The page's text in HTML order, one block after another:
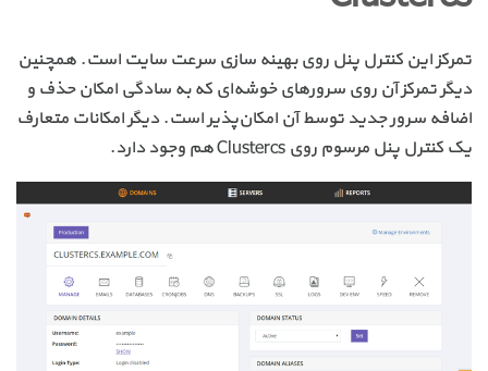
تمرکز این کنترل پنل روی بهینه سازی سرعت سایت است. همچنین
دیگر تمرکز آن روی سرورهای خوشه‌ای که به سادگی امکان حذف و
اضافه سرور جدید توسط آن امکان‌پذیر است. دیگر امکانات متعارف
یک کنترل پنل مرسوم روی Clustercs هم وجود دارد.